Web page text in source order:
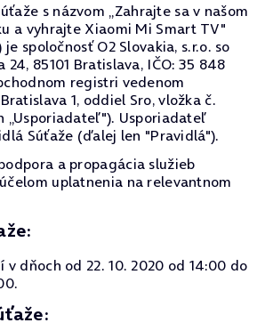
s názvom „Zahrajte sa v našom
a vyhrajte Xiaomi Mi Smart TV"
spoločnosť O2 Slovakia, s.r.o. so
24, 85101 Bratislava, IČO: 35 848
registri vedenom
1, oddiel Sro, vložka č.
„Usporiadateľ"). Usporiadateľ
Súťaže (ďalej len "Pravidlá").
a propagácia služieb
uplatnenia na relevantnom
v dňoch od 22. 10. 2020 od 14:00 do